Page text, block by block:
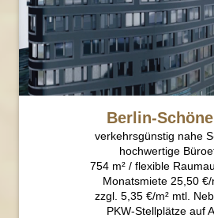
Berlin-
verkehrsgünstig nahe
hochwertige
754 m² / flexible
Monatsmiete 25,50 €/
zzgl. 5,35 €/m² mtl.
PKW-Stellplätze auf